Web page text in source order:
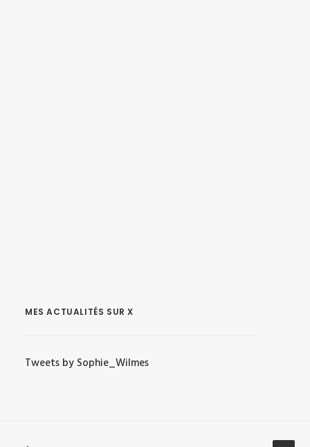
MES ACTUALITÉS SUR X
Tweets by Sophie_Wilmes